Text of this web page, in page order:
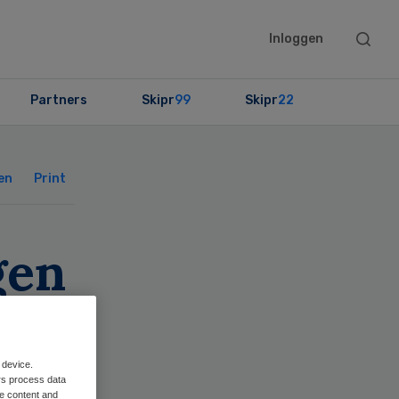
Inloggen
Search
Partners Skipr99 Skipr22
Print
process data
content and